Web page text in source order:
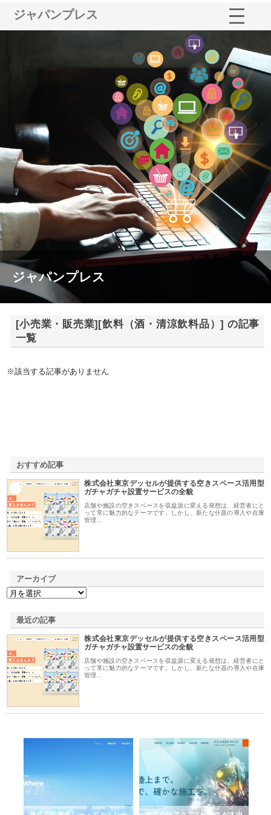
ジャパンプレス
ジャパンプレス
[小売業・販売業][飲料（酒・清涼飲料品）] の記事
一覧
※該当する記事がありません
おすすめ記事
株式会社東京デッセルが提供する空きスペース活用型
ガチャガチャ設置サービスの全貌
店舗や施設の空きスペースを収益源に変える発想は、経営者にと
って常に魅力的なテーマです。しかし、新たな什器の導入や在庫
管理…
アーカイブ
最近の記事
株式会社東京デッセルが提供する空きスペース活用型
ガチャガチャ設置サービスの全貌
店舗や施設の空きスペースを収益源に変える発想は、経営者にと
って常に魅力的なテーマです。しかし、新たな什器の導入や在庫
管理…